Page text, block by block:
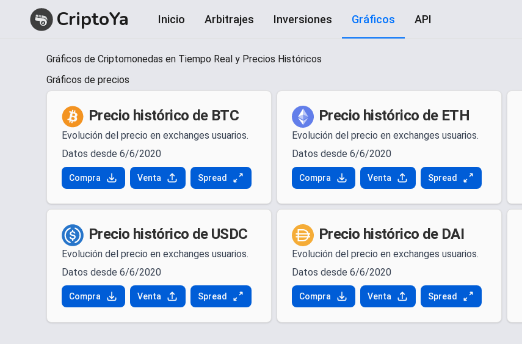
CriptoYa Inicio Arbitrajes Inversiones Gráficos API
1
1
Gráficos de Criptomonedas en Tiempo Real y Precios Históricos
Gráficos de precios
Precio histórico de BTC
Evolución del precio en exchanges usuarios.
Datos desde 6/6/2020
Compra Venta Spread
Precio histórico de ETH
Evolución del precio en exchanges usuarios.
Datos desde 6/6/2020
Compra Venta Spread
Precio histórico de USDC
Evolución del precio en exchanges usuarios.
Datos desde 6/6/2020
Compra Venta Spread
Precio histórico de DAI
Evolución del precio en exchanges usuarios.
Datos desde 6/6/2020
Compra Venta Spread